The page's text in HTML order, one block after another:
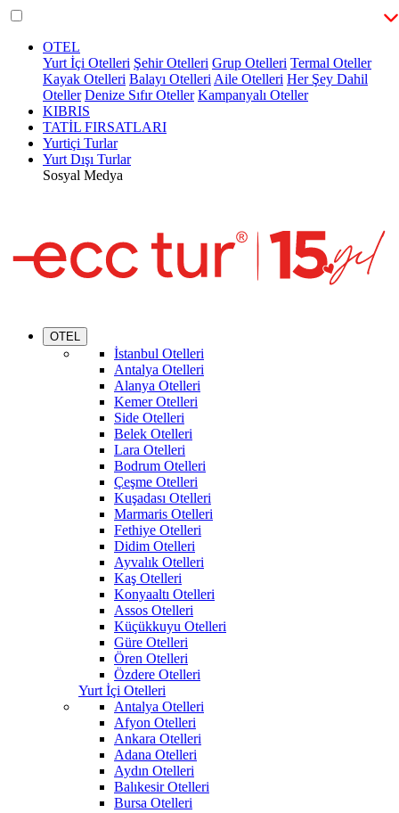
OTEL
Yurt İçi Otelleri Şehir Otelleri Grup Otelleri Termal Oteller
Kayak Otelleri Balayı Otelleri Aile Otelleri Her Şey Dahil
Oteller Denize Sıfır Oteller Kampanyalı Oteller
KIBRIS
TATİL FIRSATLARI
Yurtiçi Turlar
Yurt Dışı Turlar
Sosyal Medya
OTEL
İstanbul Otelleri
Antalya Otelleri
Alanya Otelleri
Kemer Otelleri
Side Otelleri
Belek Otelleri
Lara Otelleri
Bodrum Otelleri
Çeşme Otelleri
Kuşadası Otelleri
Marmaris Otelleri
Fethiye Otelleri
Didim Otelleri
Ayvalık Otelleri
Kaş Otelleri
Konyaaltı Otelleri
Assos Otelleri
Küçükkuyu Otelleri
Güre Otelleri
Ören Otelleri
Özdere Otelleri
Yurt İçi Otelleri
Antalya Otelleri
Afyon Otelleri
Ankara Otelleri
Adana Otelleri
Aydın Otelleri
Balıkesir Otelleri
Bursa Otelleri